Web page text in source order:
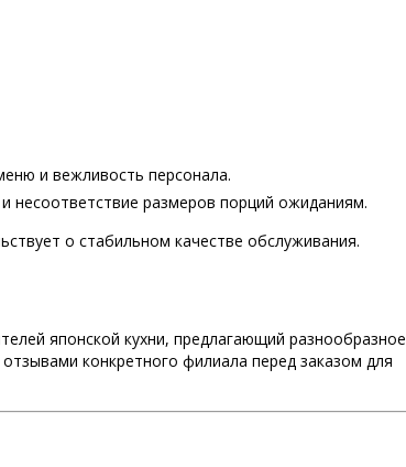
и вежливость персонала.
несоответствие размеров порций ожиданиям.
о стабильном качестве обслуживания.
японской кухни, предлагающий разнообразное
конкретного филиала перед заказом для